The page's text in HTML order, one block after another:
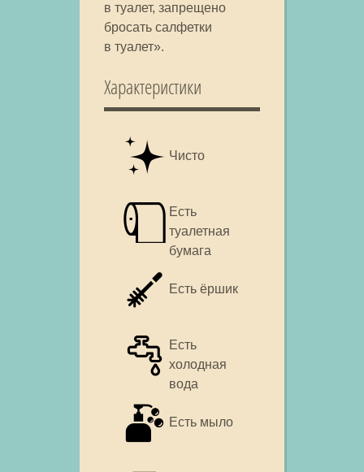
в туалет, запрещено
бросать салфетки
в туалет».
Характеристики
Чисто
Есть
туалетная
бумага
Есть ёршик
Есть
холодная
вода
Есть мыло